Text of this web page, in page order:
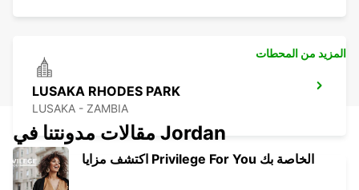
LUSAKA RHODES PARK
LUSAKA - ZAMBIA
المزيد من المحطات
مقالات مدونتنا في Jordan
اكتشف مزايا Privilege For You الخاصة بك